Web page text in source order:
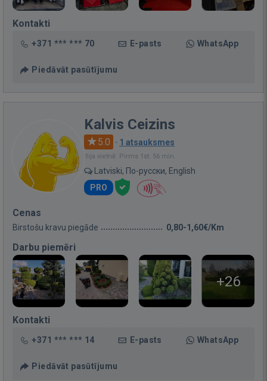
Kontakti
+371 *** *** 70 E-pasts WhatsApp
Piedāvāt pasūtījumu
Kalvis Ceizins
5.0 · 1 atsauksmes
Bija vietnē: Pirms 1st. 56 min.
Latviski, По-русски, English
PRO
Cenas
Birstošu kravu piegāde 0,80-1,60€/Km
Darbu piemēri
+26
Kontakti
+371 *** *** 14 E-pasts WhatsApp
Piedāvāt pasūtījumu